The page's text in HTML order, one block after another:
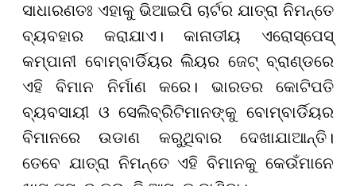
ସାଧାରଣତଃ ଏହାକୁ ଭିଆଇପି ଚାର୍ଟର ଯାତ୍ରା ନିମନ୍ତେ
ବ୍ୟବହାର କରାଯାଏ। କାନାଡୀୟ ଏରୋସ୍ପେସ୍
କମ୍ପାନୀ ବୋମ୍ବାର୍ଡିୟର ଲିୟର ଜେଟ୍ ବ୍ରାଣ୍ଡରେ
ଏହି ବିମାନ ନିର୍ମାଣ କରେ। ଭାରତର କୋଟିପତି
ବ୍ୟବସାୟୀ ଓ ସେଲିବ୍ରିଟିମାନଙ୍କୁ ବୋମ୍ବାର୍ଡିୟର
ବିମାନରେ ଉଡାଣ କରୁଥିବାର ଦେଖାଯାଆନ୍ତି।
ତେବେ ଯାତ୍ରା ନିମନ୍ତେ ଏହି ବିମାନକୁ କେଉଁମାନେ